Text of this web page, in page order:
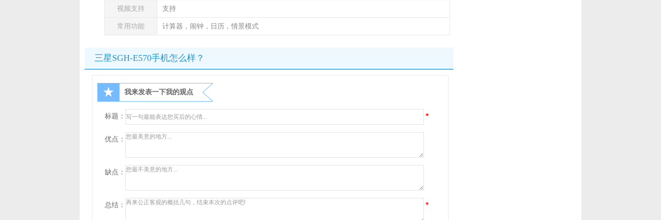
视频支持 支持
常用功能 计算器，闹钟，日历，情景模式
三星SGH-E570手机怎么样？
★ 我来发表一下我的观点
标题： *
优点：
缺点：
总结： *